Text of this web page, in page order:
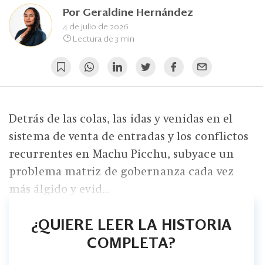
Por Geraldine Hernández
4 de julio de 2026
Lectura de 3 min
Detrás de las colas, las idas y venidas en el
sistema de venta de entradas y los conflictos
recurrentes en Machu Picchu, subyace un
problema matriz de gobernanza cada vez
más álgido y evid...
¿QUIERE LEER LA HISTORIA
COMPLETA?